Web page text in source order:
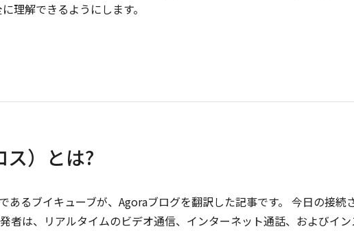
理解できるようにします。
）とは?
るブイキューブが、Agoraブログを翻訳した記事です。 今日の接続
者は、リアルタイムのビデオ通信、インターネット通話、およびイン